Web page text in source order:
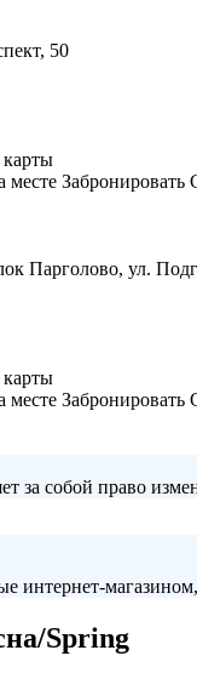
50
месте Забронировать
Парголово, ул.
месте Забронировать
за собой право
интернет-
Spring